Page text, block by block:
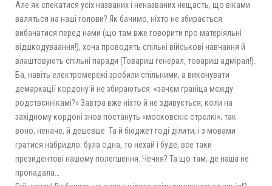
Але як спекатися усіх названих і неназваних нещасть, що віками
валяться на наші голови? Як бачимо, ніхто не збирається
вибачатися перед нами (що там вже говорити про матеріяльні
відшкодуваання!), хоча проводять спільні військові навчання й
влаштовують спільні паради (Товариш генерал, товариш адмірал!).
Ба, навіть електромережі зробили спільними, а виконувати
демаркації кордону й не збираються: «зачєм граніца мєжду
родствєннікамі?» Завтра вже ніхто й не здивується, коли на
західному кордоні знов постануть «московскіє стрєлкі»; так
воно, неначе, й дешевше. Та й бюджет годі ділити, і з мовами
гратися набридло: була одна, то нехай і буде, все таки
президентові нашому полегшення. Чечня? Та що там, де наша не
пропадала…